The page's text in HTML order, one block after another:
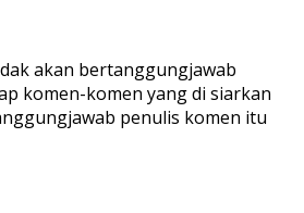
akan bertanggungjawab
komen-komen yang di siarkan
penulis komen itu